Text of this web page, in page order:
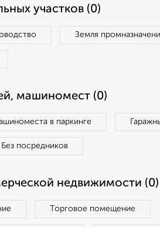
участков (0)
Земля
машиномест (0)
в паркинге
Без посредников
недвижимости (0)
Торговое помещение